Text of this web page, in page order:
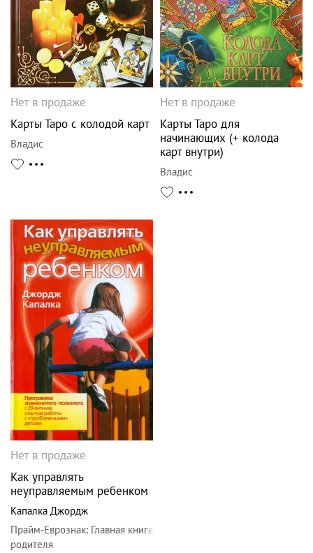
Нет в продаже
Карты Таро с колодой карт
Владис
Нет в продаже
Карты Таро для
начинающих (+ колода
карт внутри)
Владис
Нет в продаже
Как управлять
неуправляемым ребенком
Капалка Джордж
Прайм-Еврознак: Главная книга
родителя